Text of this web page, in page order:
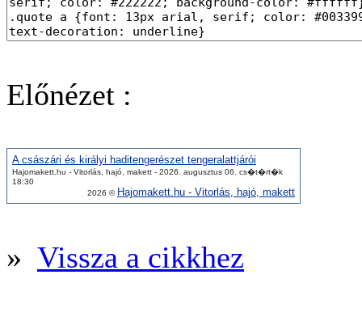
Előnézet :
A császári és királyi haditengerészet tengeralattjárói
Hajomakett.hu - Vitorlás, hajó, makett - 2026. augusztus 06. cs�t�rt�k
18:30
2026 © Hajomakett.hu - Vitorlás, hajó, makett
» Vissza a cikkhez